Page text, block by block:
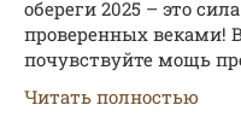
обереги 2025 – это
проверенных веками!
почувствуйте мощь
Читать полностью